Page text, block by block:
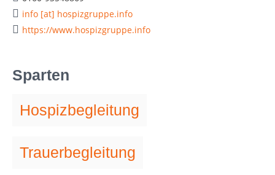
info [at] hospizgruppe.info
https://www.hospizgruppe.info
Sparten
Hospizbegleitung
Trauerbegleitung